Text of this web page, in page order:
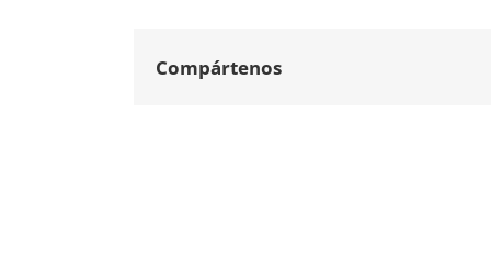
Compártenos